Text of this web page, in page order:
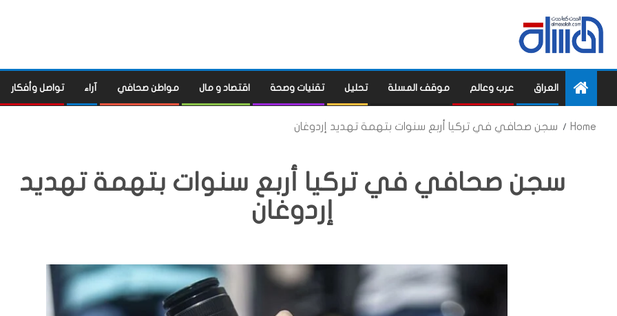
العراق عرب وعالم موقف المسلة تحليل تقنيات وصحة اقتصاد و مال مواطن صحافي آراء تواصل وأفكار
Home سجن صحافي في تركيا أربع سنوات بتهمة تهديد إردوغان
سجن صحافي في تركيا أربع سنوات بتهمة تهديد
إردوغان